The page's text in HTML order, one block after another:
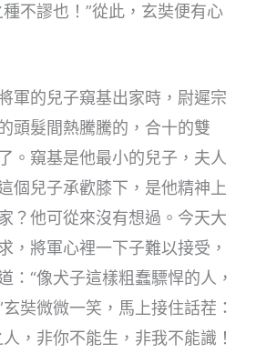
不謬也！”從此，玄奘便有心
軍的兒子窺基出家時，尉遲宗
頭髮間熱騰騰的，合十的雙
。窺基是他最小的兒子，夫人
個兒子承歡膝下，是他精神上
？他可從來沒有想過。今天大
，將軍心裡一下子難以接受，
：“像犬子這樣粗蠢驃悍的人，
奘微微一笑，馬上接住話茬：
，非你不能生，非我不能識！